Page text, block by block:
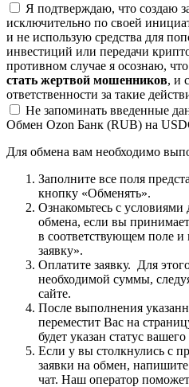
Я подтверждаю, что создаю
исключительно по своей
и не использую средства для
инвестиций или передачи
противном случае я осознаю, что
стать жертвой мошенников, и
ответственности за такие
Не запоминать введенные
Обмен Ozon Банк (RUB) на
Для обмена вам необходимо
Заполните все поля
кнопку «Обменять».
Ознакомьтесь с условиями
обмена, если вы
в соответствующем поле
заявку».
Оплатите заявку. Для
необходимой суммы,
сайте.
После выполнения
переместит Вас на
будет указан статус
Если у вы столкнулись с
заявки на обмен,
чат. Наш оператор